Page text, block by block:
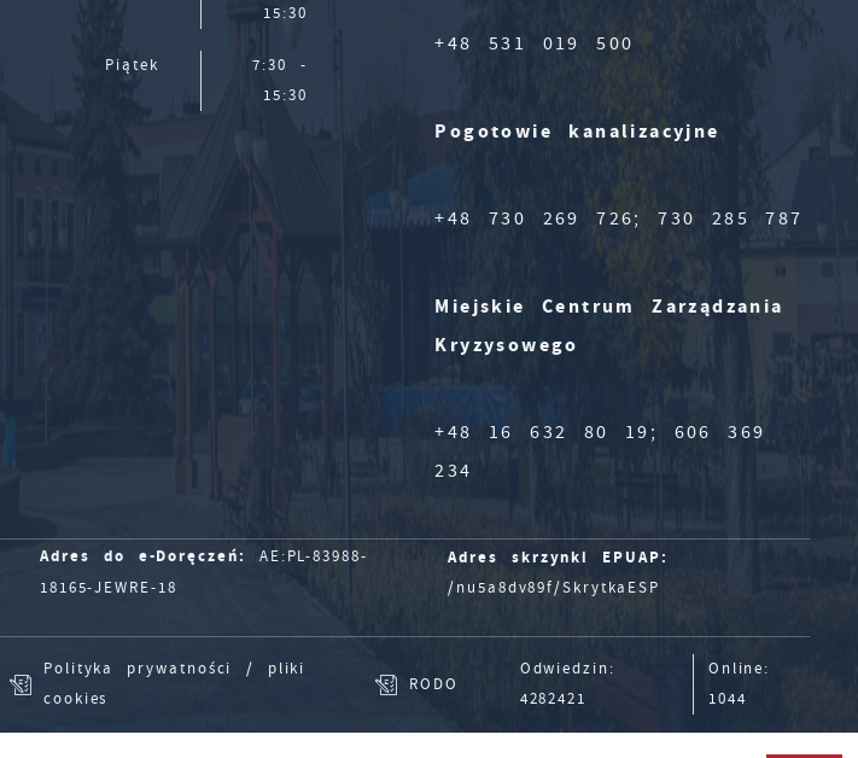
15:30
Piątek
7:30 -
15:30
+48 531 019 500
Pogotowie kanalizacyjne
+48 730 269 726; 730 285 787
Miejskie Centrum Zarządzania
Kryzysowego
+48 16 632 80 19; 606 369
234
Adres do e-Doręczeń:
AE:PL-83988-
18165-JEWRE-18
Adres skrzynki EPUAP:
/nu5a8dv89f/SkrytkaESP
Polityka prywatności / pliki
cookies
RODO
Odwiedzin:
4282421
Online:
1044